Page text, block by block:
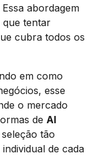
abordagem
que tentar
cubra todos os
em como
esse
o mercado
de AI
tão
de cada